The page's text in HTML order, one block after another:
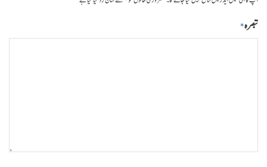
تبصرہ*